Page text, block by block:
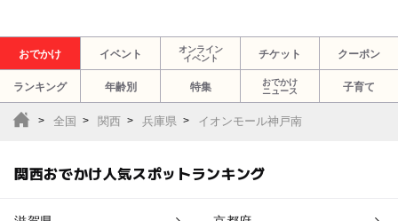
おでかけ イベント
オンライン
イベント
チケット クーポン
ランキング 年齢別 特集
おでかけ
ニュース
子育て
全国 関西 兵庫県 イオンモール神戸南
関西おでかけ人気スポットランキング